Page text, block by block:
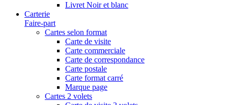
Livret Noir et blanc
Carterie
Faire-part
Cartes selon format
Carte de visite
Carte commerciale
Carte de correspondance
Carte postale
Carte format carré
Marque page
Cartes 2 volets